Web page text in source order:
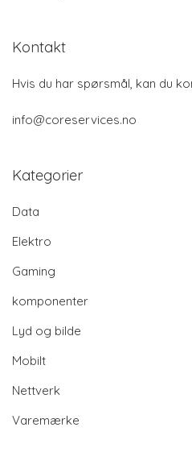
Kontakt
Hvis du har spørsmål, kan du
info@coreservices.no
Kategorier
Data
Elektro
Gaming
komponenter
Lyd og bilde
Mobilt
Nettverk
Varemærke